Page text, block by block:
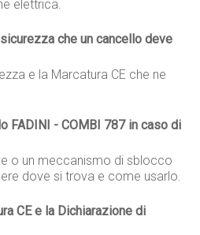
elettrica.
che un cancello deve
e la Marcatura CE che ne
FADINI - COMBI 787 in caso di
o un meccanismo di sblocco
dove si trova e come usarlo.
CE e la Dichiarazione di